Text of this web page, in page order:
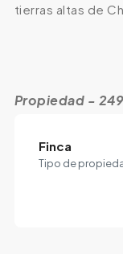
tierras altas de
Propiedad -
Finca
Tipo de